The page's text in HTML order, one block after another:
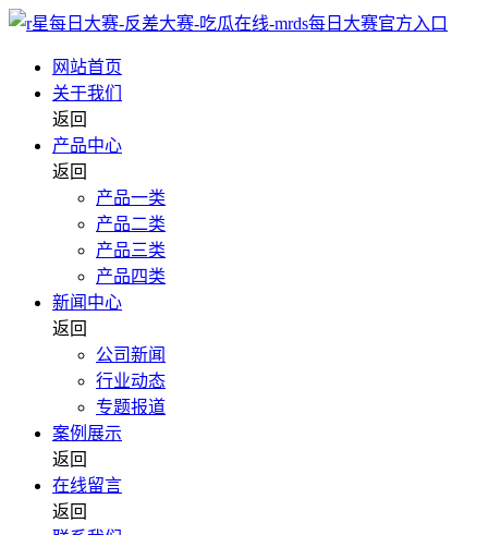
网站首页
关于我们
返回
产品中心
返回
产品一类
产品二类
产品三类
产品四类
新闻中心
返回
公司新闻
行业动态
专题报道
案例展示
返回
在线留言
返回